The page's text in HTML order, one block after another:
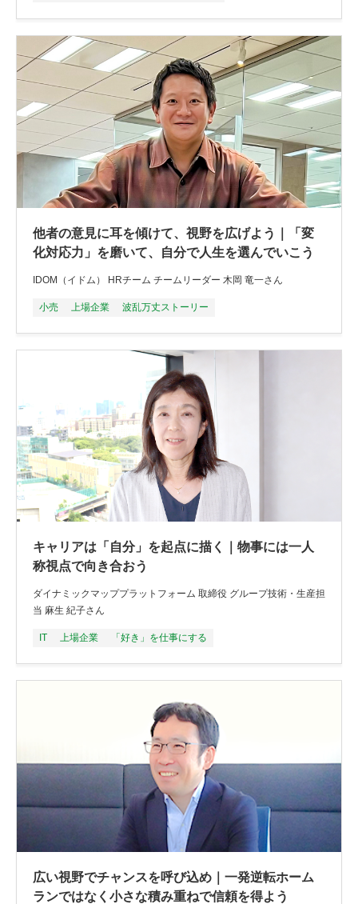
他者の意見に耳を傾けて、視野を広げよう｜「変
化対応力」を磨いて、自分で人生を選んでいこう
IDOM（イドム） HRチーム チームリーダー 木岡 竜一さん
小売 上場企業 波乱万丈ストーリー
キャリアは「自分」を起点に描く｜物事には一人
称視点で向き合おう
ダイナミックマッププラットフォーム 取締役 グループ技術・生産担
当 麻生 紀子さん
IT 上場企業 「好き」を仕事にする
広い視野でチャンスを呼び込め｜一発逆転ホーム
ランではなく小さな積み重ねで信頼を得よう